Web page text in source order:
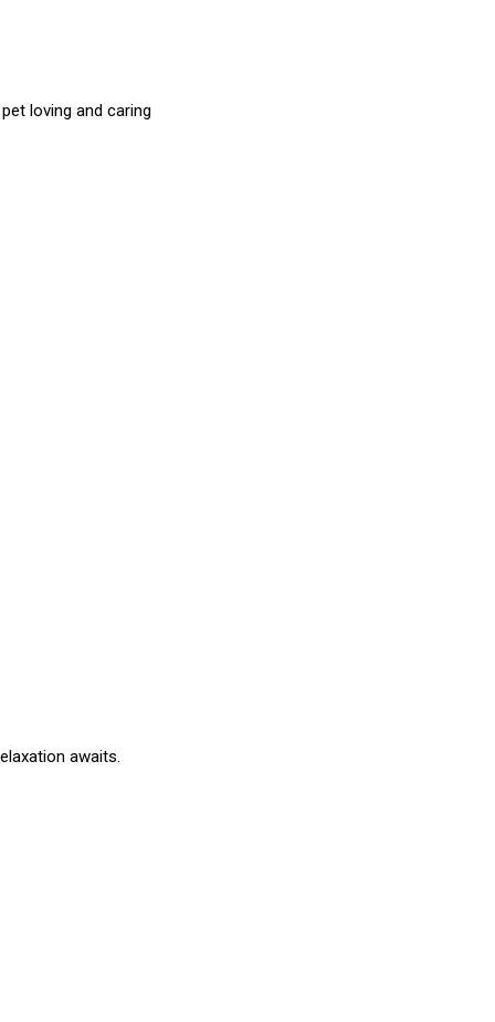
loving and caring
awaits.